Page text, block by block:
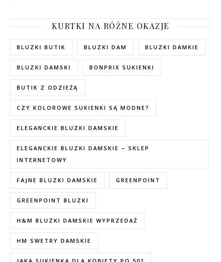
KURTKI NA RÓŻNE OKAZJE
BLUZKI BUTIK BLUZKI DAM BLUZKI DAMKIE
BLUZKI DAMSKI BONPRIX SUKIENKI
BUTIK Z ODZIEŻĄ
CZY KOLOROWE SUKIENKI SĄ MODNE?
ELEGANCKIE BLUZKI DAMSKIE
ELEGANCKIE BLUZKI DAMSKIE – SKLEP
INTERNETOWY
FAJNE BLUZKI DAMSKIE GREENPOINT
GREENPOINT BLUZKI
H&M BLUZKI DAMSKIE WYPRZEDAŻ
HM SWETRY DAMSKIE